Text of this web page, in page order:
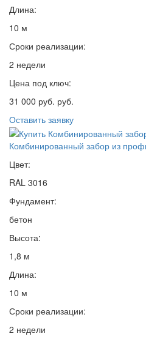
Длина:
10 м
Сроки реализации:
2 недели
Цена под ключ:
31 000 руб. руб.
Оставить заявку
Комбинированный забор из
Цвет:
RAL 3016
Фундамент:
бетон
Высота:
1,8 м
Длина:
10 м
Сроки реализации:
2 недели